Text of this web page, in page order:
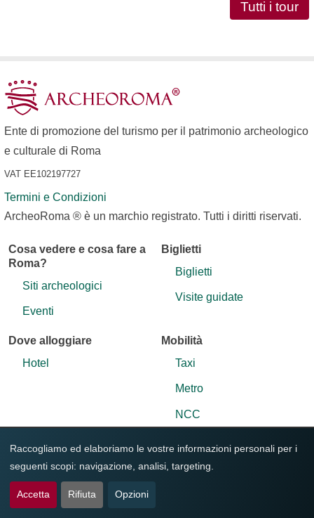
Raccogliamo ed elaboriamo le vostre informazioni personali per i
seguenti scopi: navigazione, analisi, targeting
Accetta Rifiuta Opzioni
Tutti i tour
Ente di promozione del turismo per il patrimonio archeologico
e culturale di Roma
VAT EE102197727
Termini e Condizioni
ArcheoRoma ® è un marchio registrato. Tutti i diritti riservati.
Cosa vedere e cosa fare a
Roma?
Siti archeologici
Eventi
Biglietti
Biglietti
Visite guidate
Dove alloggiare
Hotel
Mobilità
Taxi
Metro
NCC
Eventi
Tutti gli eventi
Altro